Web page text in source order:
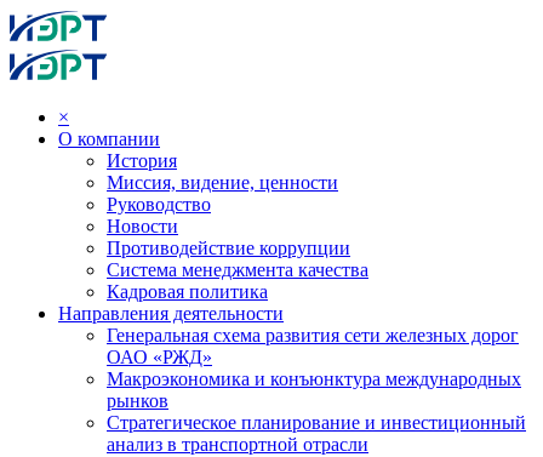
×
О компании
История
Миссия, видение, ценности
Руководство
Новости
Противодействие коррупции
Система менеджмента качества
Кадровая политика
Направления деятельности
Генеральная схема развития сети железных дорог
ОАО «РЖД»
Макроэкономика и конъюнктура международных
рынков
Стратегическое планирование и инвестиционный
анализ в транспортной отрасли